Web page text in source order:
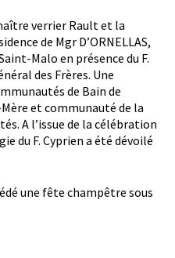
verrier Rault et la
de Mgr D’ORNELLAS,
Malo en présence du F.
des Frères. Une
de Bain de
et communauté de la
A l’issue de la célébration
du F. Cyprien a été dévoilé
une fête champêtre sous